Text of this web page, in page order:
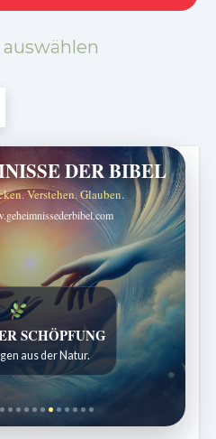
DER BIBEL
Verstehen. Glauben.
SCHÖPFUNG
aus der Natur.